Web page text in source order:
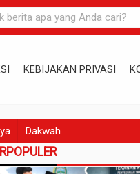
KEBIJAKAN PRIVASI
Dakwah